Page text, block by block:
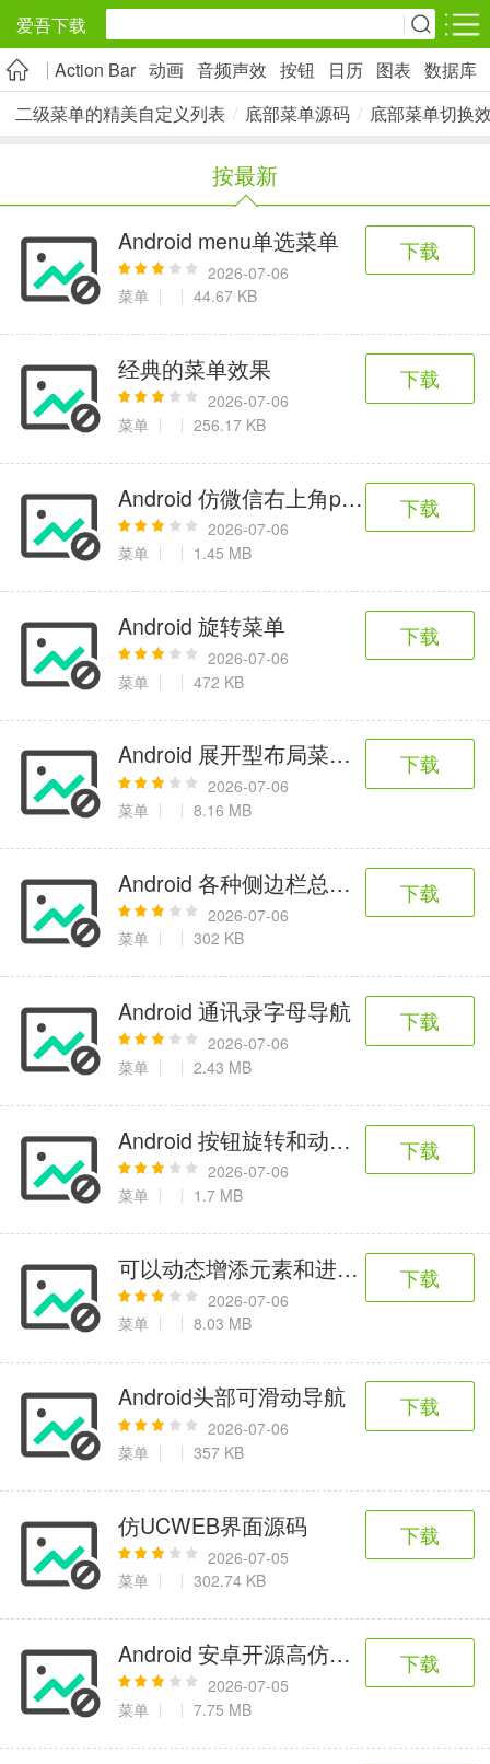
爱吾下载
安卓应用 安卓游戏
旅游出行
社交通讯
2千+款应用
影音播放
实用工具
2万+款应用
金融理财
2百+款应用
网上购物
资讯阅读
1万+款应用
学习办公
3万+款应用
生活服务
2万+款应用
医疗健康
6千+款应用
母婴育儿
2百+款应用
趣味娱乐
3千+款应用
9百+款应用
Action Bar 动画 音频声效 按钮 日历 图表 数据库
二级菜单的精美自定义列表 / 底部菜单源码 / 底部菜单切换
按最新
Android menu单选菜单
2026-07-06
菜单
44.67 KB
下载
经典的菜单效果
2026-07-06
菜单
256.17 KB
下载
Android 仿微信右上角popupwindow
2026-07-06
菜单
1.45 MB
下载
Android 旋转菜单
2026-07-06
菜单
472 KB
下载
Android 展开型布局菜单效果
2026-07-06
菜单
8.16 MB
下载
Android 各种侧边栏总结源码
2026-07-06
菜单
302 KB
下载
Android 通讯录字母导航
2026-07-06
菜单
2.43 MB
下载
Android 按钮旋转和动态上推menu效
2026-07-06
菜单
1.7 MB
下载
可以动态增添元素和进行手势监听的
2026-07-06
菜单
8.03 MB
下载
Android头部可滑动导航
2026-07-06
菜单
357 KB
下载
仿UCWEB界面源码
2026-07-05
菜单
302.74 KB
下载
Android 安卓开源高仿墨迹天气
2026-07-05
菜单
7.75 MB
下载